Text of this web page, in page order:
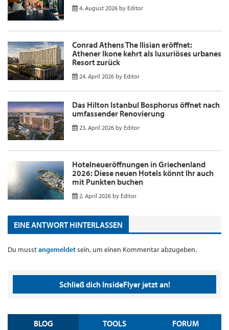
4. August 2026 by Editor
Conrad Athens The Ilisian eröffnet:
Athener Ikone kehrt als luxuriöses urbanes
Resort zurück
24. April 2026 by Editor
Das Hilton Istanbul Bosphorus öffnet nach
umfassender Renovierung
23. April 2026 by Editor
Hotelneueröffnungen in Griechenland
2026: Diese neuen Hotels könnt Ihr auch
mit Punkten buchen
2. April 2026 by Editor
EINE ANTWORT HINTERLASSEN
Du musstangemeldetsein, um einen Kommentar abzugeben.
Schließ dich InsideFlyer jetzt an!
BLOG TOOLS FORUM